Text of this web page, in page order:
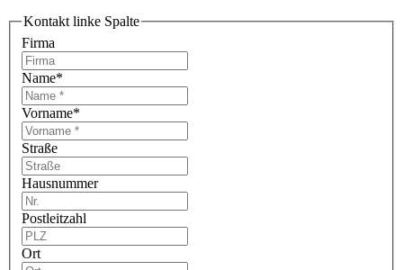
Kontakt linke Spalte
Firma
Name*
Vorname*
Straße
Hausnummer
Postleitzahl
Ort